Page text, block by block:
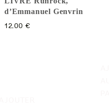
d’Emmanuel Genvrin
12,00 €